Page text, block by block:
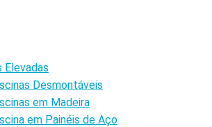
Elevadas
Desmontáveis
em Madeira
em Painéis de Aço